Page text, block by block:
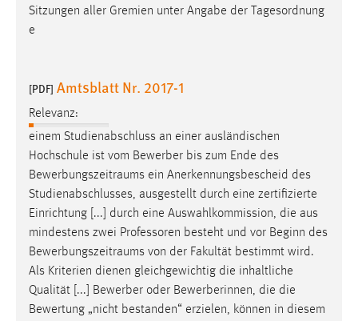
Sitzungen aller Gremien unter Angabe der Tagesordnung
e
[PDF] Amtsblatt Nr. 2017-1
Relevanz:
einem Studienabschluss an einer ausländischen
Hochschule ist vom Bewerber bis zum Ende des
Bewerbungszeitraums ein Anerkennungsbescheid des
Studienabschlusses, ausgestellt durch eine zertifizierte
Einrichtung [...] durch eine Auswahlkommission, die aus
mindestens zwei Professoren besteht und vor Beginn des
Bewerbungszeitraums von der Fakultät bestimmt wird.
Als Kriterien dienen gleichgewichtig die inhaltliche
Qualität [...] Bewerber oder Bewerberinnen, die die
Bewertung „nicht bestanden“ erzielen, können in diesem